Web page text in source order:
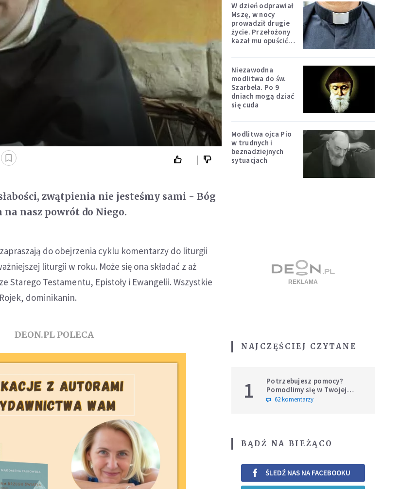
zwątpienia nie jesteśmy sami - Bóg
nasz powrót do Niego.
do obejrzenia cyklu komentarzy do liturgii
liturgii w roku. Może się ona składać z aż
Starego Testamentu, Epistoły i Ewangelii. Wszystkie
dominikanin.
DEON.PL POLECA
W dzień odprawiał
Mszę, w nocy
prowadził drugie
życie. Przełożony
kazał mu opuścić
Niezawodna
modlitwa do św.
Szarbela. Po 9
dniach mogą dziać
się cuda
Modlitwa ojca Pio
w trudnych i
beznadziejnych
sytuacjach
NAJCZĘŚCIEJ CZYTANE
1
Potrzebujesz pomocy?
Pomodlimy się w Twojej
intencji
62 komentarzy
BĄDŹ NA BIEŻĄCO
ŚLEDŹ NAS NA FACEBOOKU